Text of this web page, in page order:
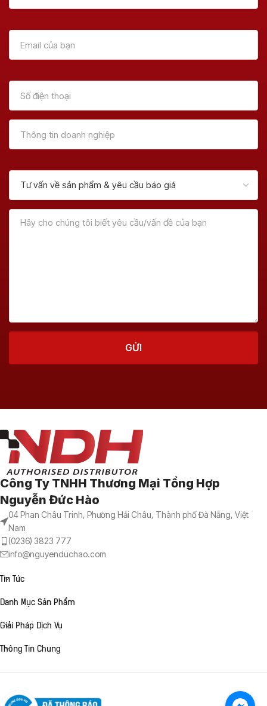
Công Ty TNHH Thương Mại Tổng Hợp
Nguyễn Đức Hào
04 Phan Châu Trinh, Phường Hải Châu, Thành phố Đà Nẵng, Việt
Nam
(0236) 3823 777
info@nguyenduchao.com
Tin Tức
Danh Mục Sản Phẩm
Giải Pháp Dịch Vụ
Thông Tin Chung